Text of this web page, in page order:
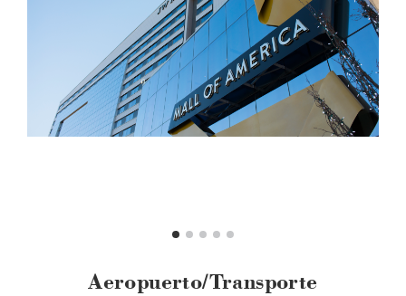
Aeropuerto/Transporte